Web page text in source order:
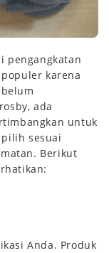
pengangkatan
karena
ada
untuk
sesuai
Berikut
Anda. Produk